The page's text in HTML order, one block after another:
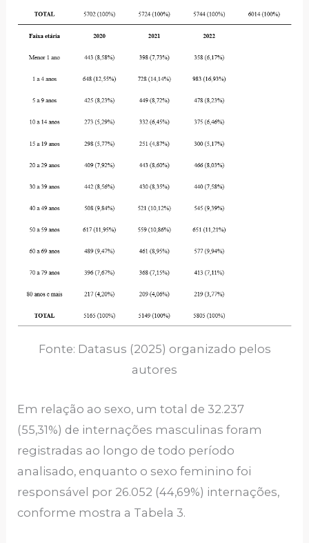
Fonte: Datasus (2025) organizado pelos
autores
Em relação ao sexo, um total de 32.237
(55,31%) de internações masculinas foram
registradas ao longo de todo período
analisado, enquanto o sexo feminino foi
responsável por 26.052 (44,69%) internações,
conforme mostra a Tabela 3.